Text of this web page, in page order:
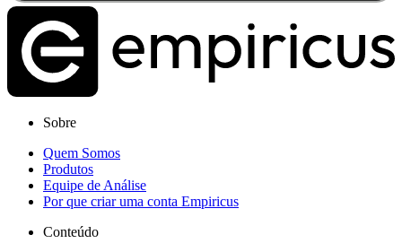
Sobre
Quem Somos
Produtos
Equipe de Análise
Por que criar uma conta Empiricus
Conteúdo